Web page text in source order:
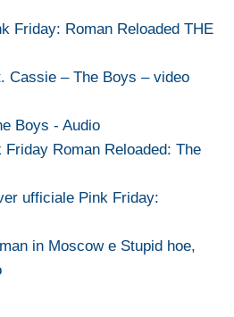
Friday: Roman Reloaded THE
Cassie – The Boys – video
Boys - Audio
Roman Reloaded: The
ufficiale Pink Friday:
in Moscow e Stupid hoe,